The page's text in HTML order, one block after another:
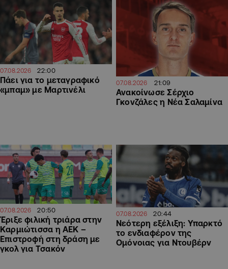
07.08.2026 22:00
Πάει για το μεταγραφικό
«μπαμ» με Μαρτινέλι
07.08.2026 21:09
Ανακοίνωσε Σέρχιο
Γκονζάλες η Νέα Σαλαμίνα
07.08.2026 20:50
Έριξε φιλική τριάρα στην
Καρμιώτισσα η ΑΕΚ –
Επιστροφή στη δράση με
γκολ για Τσακόν
07.08.2026 20:44
Νεότερη εξέλιξη: Υπαρκτό
το ενδιαφέρον της
Ομόνοιας για Ντουβέρν